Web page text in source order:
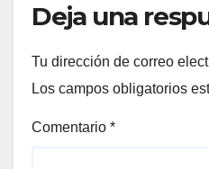
Deja una
Tu dirección de correo
Los campos obligatorios
Comentario *